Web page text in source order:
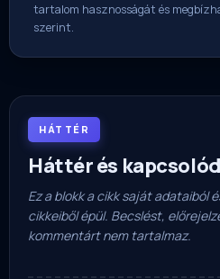
tartalom hasznosságát és
szerint.
HÁTTÉR
Háttér és
Ez a blokk a cikk saját adataiból
cikkeiből épül. Becslést,
kommentárt nem tartalmaz.